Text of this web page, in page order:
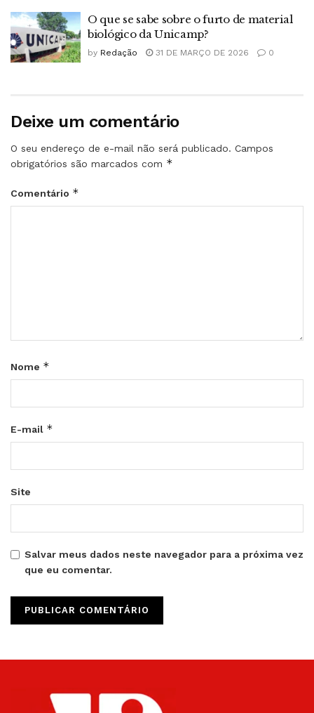
O que se sabe sobre o furto de material
biológico da Unicamp?
by Redação 31 DE MARÇO DE 2026 0
Deixe um comentário
O seu endereço de e-mail não será publicado. Campos
obrigatórios são marcados com *
Comentário *
Nome *
E-mail *
Site
Salvar meus dados neste navegador para a próxima vez
que eu comentar.